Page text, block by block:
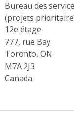
Bureau des
(projets
Address
12e étage
777, rue Bay
Toronto, ON
M7A 2J3
Canada